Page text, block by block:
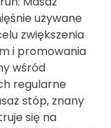
używane
zwiększenia
i promowania
wśród
regularne
stóp, znany
się na